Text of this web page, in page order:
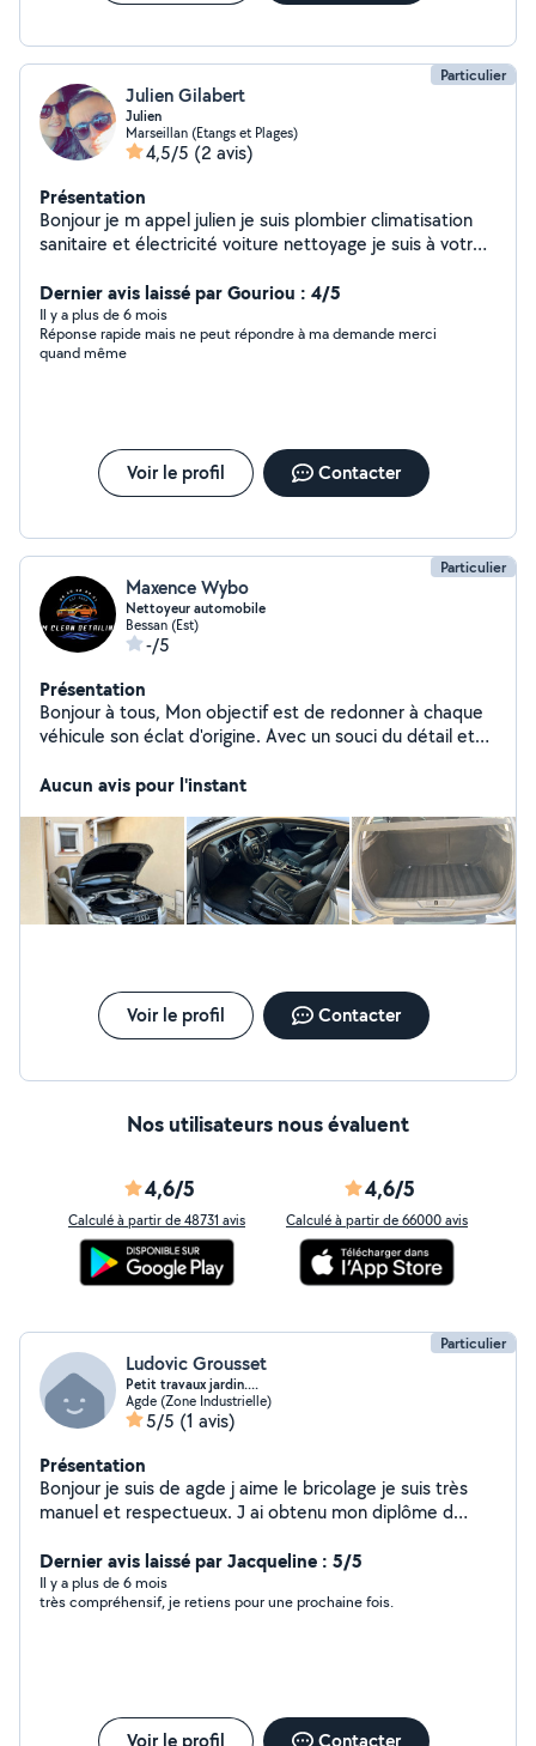
Particulier
Julien Gilabert
Julien
Marseillan (Etangs et Plages)
4,5/5 (2 avis)
Présentation
Bonjour je m appel julien je suis plombier climatisation
sanitaire et électricité voiture nettoyage je suis à votre
Dernier avis laissé par Gouriou : 4/5
Il y a plus de 6 mois
Réponse rapide mais ne peut répondre à ma demande merci
quand même
Voir le profil Contacter
Particulier
Maxence Wybo
Nettoyeur automobile
Bessan (Est)
-/5
Présentation
Bonjour à tous, Mon objectif est de redonner à chaque
véhicule son éclat d'origine. Avec un souci du détail et
dans cette aventure pour offrir un service de qualité.
Aucun avis pour l'instant
Voir le profil Contacter
Nos utilisateurs nous évaluent
4,6/5
Calculé à partir de 48731 avis
4,6/5
Calculé à partir de 66000 avis
Particulier
Ludovic Grousset
Petit travaux jardin....
Agde (Zone Industrielle)
5/5 (1 avis)
Présentation
Bonjour je suis de agde j aime le bricolage je suis très
manuel et respectueux. J ai obtenu mon diplôme d
peux vous aidez c est avec plaisir.
Dernier avis laissé par Jacqueline : 5/5
Il y a plus de 6 mois
très compréhensif, je retiens pour une prochaine fois.
Voir le profil Contacter